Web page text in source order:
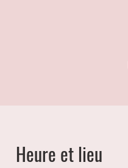
Heure et lieu